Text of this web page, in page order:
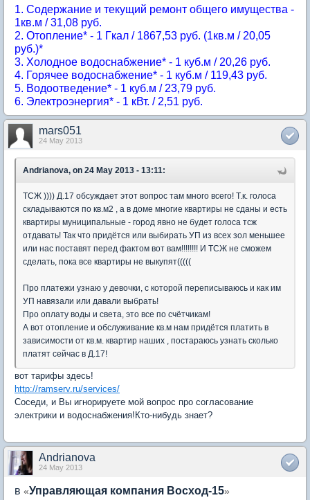
1. Содержание и текущий ремонт общего имущества -
1кв.м / 31,08 руб.
2. Отопление* - 1 Гкал / 1867,53 руб. (1кв.м / 20,05
руб.)*
3. Холодное водоснабжение* - 1 куб.м / 20,26 руб.
4. Горячее водоснабжение* - 1 куб.м / 119,43 руб.
5. Водоотведение* - 1 куб.м / 23,79 руб.
6. Электроэнергия* - 1 кВт. / 2,51 руб.
mars051
24 May 2013
Andrianova, on 24 May 2013 - 13:11:
ТСЖ )))) Д.17 обсуждает этот вопрос там много всего! Т.к. голоса
складываются по кв.м2 , а в доме многие квартиры не сданы и есть
квартиры муниципальные - город явно не будет голоса тсж
отдавать! Так что придётся или выбирать УП из всех зол меньшее
или нас поставят перед фактом вот вам!!!!!!!! И ТСЖ не сможем
сделать, пока все квартиры не выкупят(((((
Про платежи узнаю у девочки, с которой переписываюсь и как им
УП навязали или давали выбрать!
Про оплату воды и света, это все по счётчикам!
А вот отопление и обслуживание кв.м нам придётся платить в
зависимости от кв.м. квартир наших , постараюсь узнать сколько
платят сейчас в Д.17!
вот тарифы здесь!
http://ramserv.ru/services/
Соседи, и Вы игнорируете мой вопрос про согласование
электрики и водоснабжения!Кто-нибудь знает?
Andrianova
24 May 2013
в «Управляющая компания Восход-15»